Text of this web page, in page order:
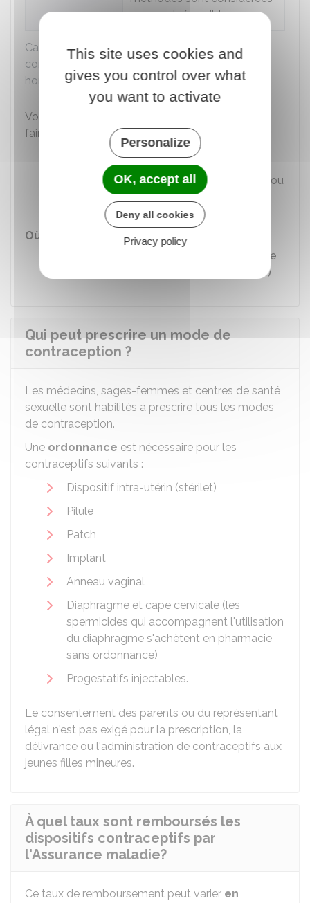
Caractéristiques des différents dispositifs de
contraception destinés aux femmes et aux
hommes
comme irréversibles.
Vous pouvez obtenir des informations ou vous
faire prescrire une contraception par :
Un médecin
Ou une sage-femme en cabinet de ville ou
dans un centre de santé sexuelle.
Où s'adresser ?
Centres de santé sexuelle (ex centre
de planification et d’éducation familiale)
Qui peut prescrire un mode de
contraception ?
Les médecins, sages-femmes et centres de santé
sexuelle sont habilités à prescrire tous les modes
de contraception.
Une ordonnance est nécessaire pour les
contraceptifs suivants :
Dispositif intra-utérin (stérilet)
Pilule
Patch
Implant
Anneau vaginal
Diaphragme et cape cervicale (les
spermicides qui accompagnent l'utilisation
du diaphragme s'achètent en pharmacie
sans ordonnance)
Progestatifs injectables.
Le consentement des parents ou du représentant
légal n'est pas exigé pour la prescription, la
délivrance ou l'administration de contraceptifs aux
jeunes filles mineures.
À quel taux sont remboursés les
dispositifs contraceptifs par
l'Assurance maladie?
Ce taux de remboursement peut varier en
This site uses cookies and
gives you control over what
you want to activate
Personalize
OK, accept all
Deny all cookies
Privacy policy